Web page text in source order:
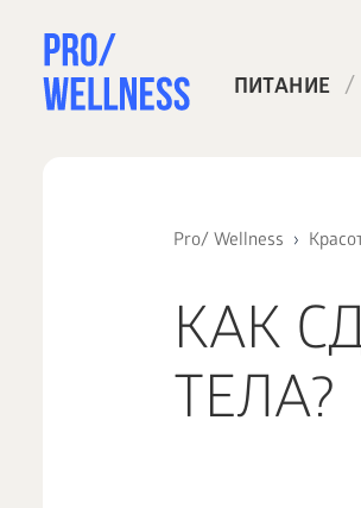
ПИТАНИЕ /
Pro/ Wellness
КАК
ТЕЛА?